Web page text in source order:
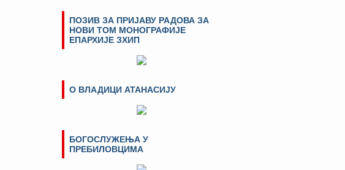
ПОЗИВ ЗА ПРИЈАВУ РАДОВА ЗА
НОВИ ТОМ МОНОГРАФИЈЕ
ЕПАРХИЈЕ ЗХИП
О ВЛАДИЦИ АТАНАСИЈУ
БОГОСЛУЖЕЊА У
ПРЕБИЛОВЦИМА